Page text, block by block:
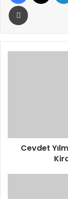
Yazdır
Düşüreceğiz
Cevdet